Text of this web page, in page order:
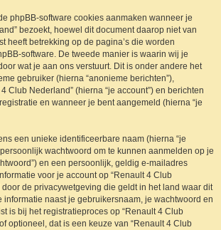
phpBB-software cookies aanmaken wanneer je
bezoekt, hoewel dit document daarop niet van
heeft betrekking op de pagina’s die worden
software. De tweede manier is waarin wij je
wat je aan ons verstuurt. Dit is onder andere het
gebruiker (hierna “anonieme berichten”),
Club Nederland” (hierna “je account”) en berichten
en wanneer je bent aangemeld (hierna “je
een unieke identificeerbare naam (hierna “je
wachtwoord om te kunnen aanmelden op je
en een persoonlijk, geldig e-mailadres
voor je account op “Renault 4 Club
door de privacywetgeving die geldt in het land waar dit
informatie naast je gebruikersnaam, je wachtwoord en
is bij het registratieproces op “Renault 4 Club
optioneel, dat is een keuze van “Renault 4 Club